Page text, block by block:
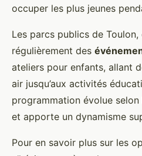
occuper les plus jeunes
Les parcs publics de
régulièrement des
ateliers pour enfants, allant
air jusqu’aux activités
programmation évolue selon
et apporte un dynamisme
Pour en savoir plus sur les